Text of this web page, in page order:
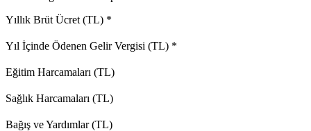
Yıllık Brüt Ücret (TL) *
Yıl İçinde Ödenen Gelir Vergisi (TL) *
Eğitim Harcamaları (TL)
Sağlık Harcamaları (TL)
Bağış ve Yardımlar (TL)